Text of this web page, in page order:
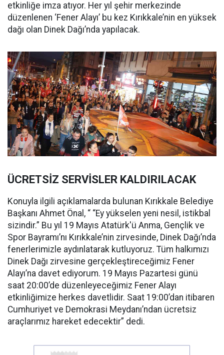
etkinliğe imza atıyor. Her yıl şehir merkezinde
düzenlenen ‘Fener Alayı’ bu kez Kırıkkale’nin en yüksek
dağı olan Dinek Dağı’nda yapılacak.
ÜCRETSİZ SERVİSLER KALDIRILACAK
Konuyla ilgili açıklamalarda bulunan Kırıkkale Belediye
Başkanı Ahmet Önal, “ “Ey yükselen yeni nesil, istikbal
sizindir.” Bu yıl 19 Mayıs Atatürk'ü Anma, Gençlik ve
Spor Bayramı’nı Kırıkkale’nin zirvesinde, Dinek Dağı’nda
fenerlerimizle aydınlatarak kutluyoruz. Tüm halkımızı
Dinek Dağı zirvesine gerçekleştireceğimiz Fener
Alayı’na davet ediyorum. 19 Mayıs Pazartesi günü
saat 20:00’de düzenleyeceğimiz Fener Alayı
etkinliğimize herkes davetlidir. Saat 19:00’dan itibaren
Cumhuriyet ve Demokrasi Meydanı’ndan ücretsiz
araçlarımız hareket edecektir” dedi.